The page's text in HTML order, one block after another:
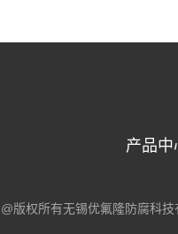
产品中
版权所有无锡优氟隆防腐科技